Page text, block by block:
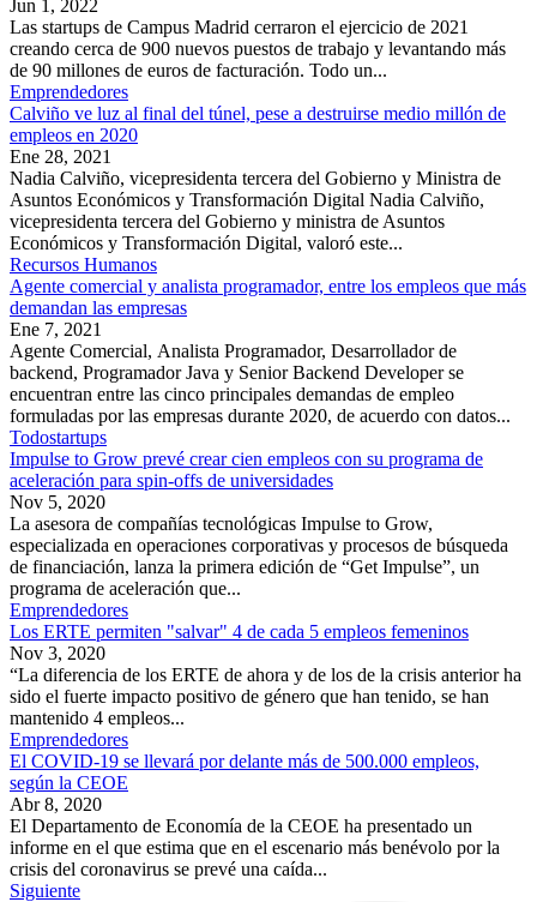
Jun 1, 2022
Las startups de Campus Madrid cerraron el ejercicio de 2021
creando cerca de 900 nuevos puestos de trabajo y levantando más
de 90 millones de euros de facturación. Todo un...
Emprendedores
Calviño ve luz al final del túnel, pese a destruirse medio millón de
empleos en 2020
Ene 28, 2021
Nadia Calviño, vicepresidenta tercera del Gobierno y Ministra de
Asuntos Económicos y Transformación Digital Nadia Calviño,
vicepresidenta tercera del Gobierno y ministra de Asuntos
Económicos y Transformación Digital, valoró este...
Recursos Humanos
Agente comercial y analista programador, entre los empleos que más
demandan las empresas
Ene 7, 2021
Agente Comercial, Analista Programador, Desarrollador de
backend, Programador Java y Senior Backend Developer se
encuentran entre las cinco principales demandas de empleo
formuladas por las empresas durante 2020, de acuerdo con datos...
Todostartups
Impulse to Grow prevé crear cien empleos con su programa de
aceleración para spin-offs de universidades
Nov 5, 2020
La asesora de compañías tecnológicas Impulse to Grow,
especializada en operaciones corporativas y procesos de búsqueda
de financiación, lanza la primera edición de “Get Impulse”, un
programa de aceleración que...
Emprendedores
Los ERTE permiten "salvar" 4 de cada 5 empleos femeninos
Nov 3, 2020
“La diferencia de los ERTE de ahora y de los de la crisis anterior ha
sido el fuerte impacto positivo de género que han tenido, se han
mantenido 4 empleos...
Emprendedores
El COVID-19 se llevará por delante más de 500.000 empleos,
según la CEOE
Abr 8, 2020
El Departamento de Economía de la CEOE ha presentado un
informe en el que estima que en el escenario más benévolo por la
crisis del coronavirus se prevé una caída...
Siguiente